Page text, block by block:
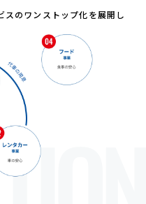
スのワンストップ化を展開し